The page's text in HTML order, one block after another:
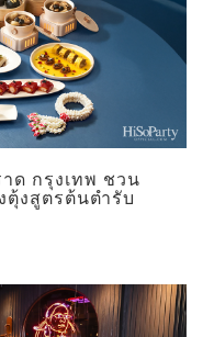
ด กรุงเทพ ชวน
ตุ้งสูตรต้นตำรับ